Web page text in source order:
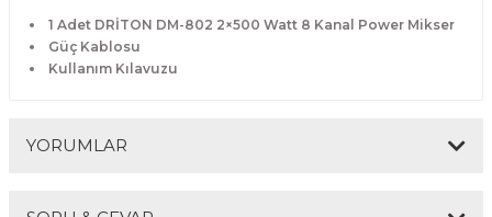
1 Adet DRİTON DM-802 2×500 Watt 8 Kanal Power Mikser
Güç Kablosu
Kullanım Kılavuzu
YORUMLAR